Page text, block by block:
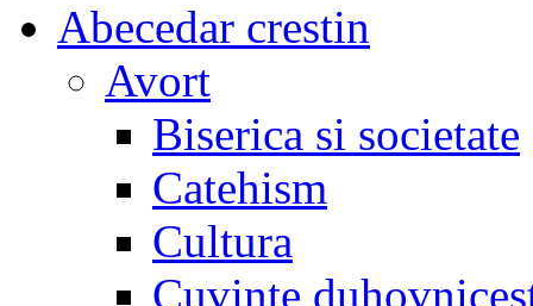
Abecedar crestin
Avort
Biserica si societate
Catehism
Cultura
Cuvinte